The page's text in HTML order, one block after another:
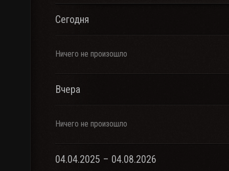
Сегодня
Ничего не произошло
Вчера
Ничего не произошло
04.04.2025 – 04.08.2026